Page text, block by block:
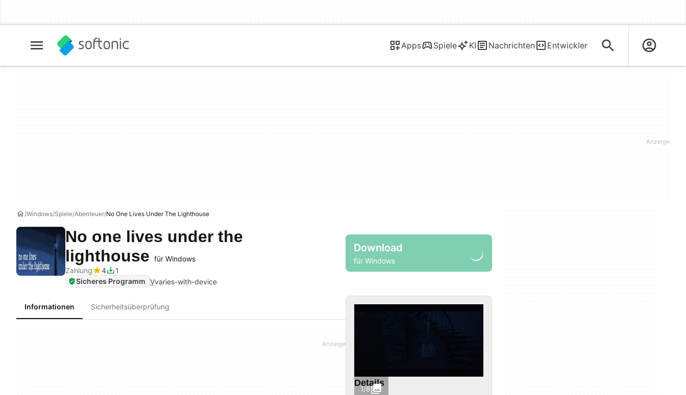
Apps Spiele KI Nachrichten Entwickler
Windows Spiele Abenteuer No One Lives Under The Lighthouse
No one lives under the
lighthouse für Windows
Zahlung
4
1
Sicheres Programm Vvaries-with-device
Download
für Windows
Informationen Sicherheitsüberprüfung
1/8
Details